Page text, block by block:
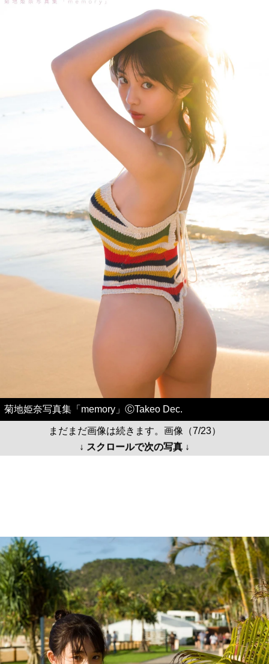
菊地姫奈写真集「memory」ⒸTakeo Dec.
まだまだ画像は続きます。画像（7/23）
↓ スクロールで次の写真 ↓